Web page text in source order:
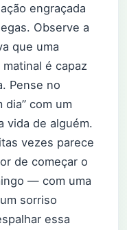
engraçada
Observe a
que uma
é capaz
Pense no
dia” com um
vida de alguém.
vezes parece
de começar o
— com uma
sorriso
essa